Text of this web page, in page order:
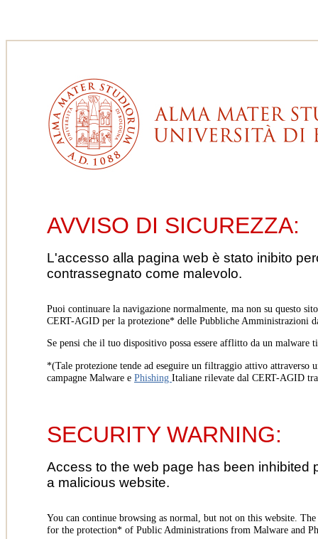
AVVISO DI SICUREZZA:
L'accesso alla pagina web è stato inibito
contrassegnato come malevolo.
Puoi continuare la navigazione normalmente, ma non su questo
CERT-AGID per la protezione* delle Pubbliche Amministrazioni
Se pensi che il tuo dispositivo possa essere afflitto da un
*(Tale protezione tende ad eseguire un filtraggio attivo
campagne Malware e Phishing Italiane rilevate dal CERT-AGID
SECURITY WARNING:
Access to the web page has been
a malicious website.
You can continue browsing as normal, but not on this website.
for the protection* of Public Administrations from Malware and